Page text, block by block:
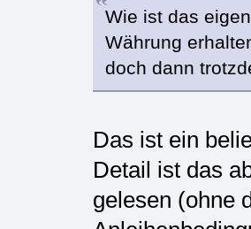
Wie ist das
Währung
doch dann
Das ist ein
Detail ist das
gelesen (ohne